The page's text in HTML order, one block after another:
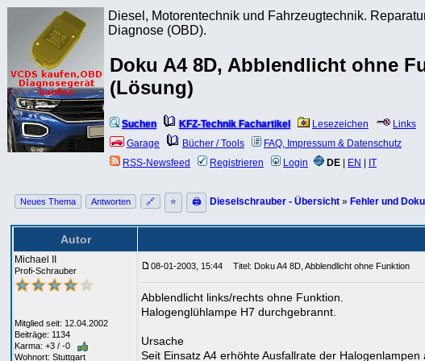
Diesel, Motorentechnik und Fahrzeugtechnik.
Diagnose (OBD).
Doku A4 8D, Abblendlicht ohne
(Lösung)
Suchen KFZ-Technik Fachartikel Lesezeichen
Links
Garage
Bücher / Tools
FAQ, Impressum & Datenschutz
RSS-Newsfeed
Registrieren Login DE EN IT
Neues Thema Antworten 🔗 ⭐ 🖨 Dieselschrauber - Übersicht » Fehler und
Autor
Michael II
Profi-Schrauber
Mitglied seit: 12.04.2002
Beiträge: 1134
Karma: +3 / -0
Wohnort: Stuttgart
08-01-2003, 15:44 Titel: Doku A4 8D, Abblendlicht ohne Funktion
Abblendlicht links/rechts ohne Funktion.
Halogenglühlampe H7 durchgebrannt.
Ursache
Seit Einsatz A4 erhöhte Ausfallrate der